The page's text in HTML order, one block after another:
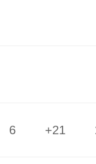
6 +21